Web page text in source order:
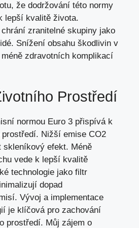
že dodržování této normy
lepší kvalitě života.
zranitelné skupiny jako
Snížení obsahu škodlivin v
zdravotních komplikací
Prostředí
normou Euro 3 přispívá k
Nižší emise CO2
skleníkový efekt. Méně
vede k lepší kvalitě
technologie jako filtr
dopad
Vývoj a implementace
je klíčová pro zachování
prostředí. Můj zájem o